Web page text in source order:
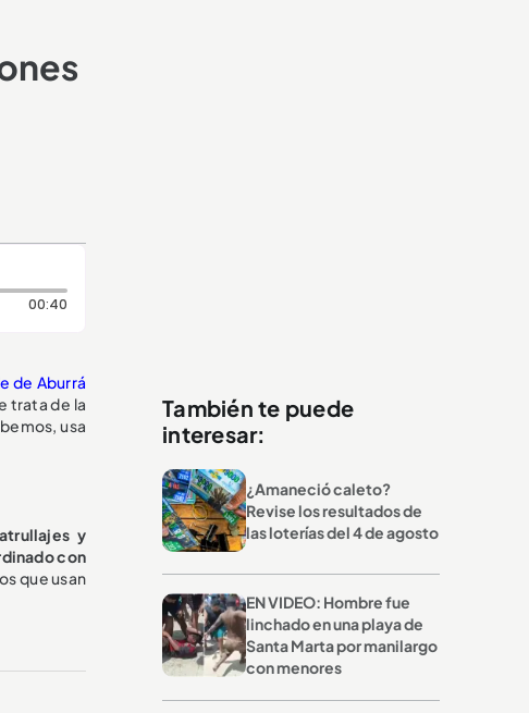
00:40Duración: 40 segundos
de Aburrá
trata de la
usa
y
con
que usan
También te puede
interesar:
¿Amaneció caleto?
Revise los resultados de
las loterías del 4 de agosto
EN VIDEO: Hombre fue
linchado en una playa de
Santa Marta por manilargo
con menores